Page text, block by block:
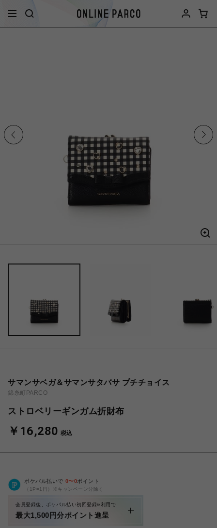
サマンサベガ＆サマンサタバサ プチチョイス
錦糸町PARCO
ストロベリーギンガム折財布
￥16,280 税込
ポケパル払いで 0〜0ポイント
（1P=1円）※キャンペーン分除く
会員登録後、ポケパル払い初回登録&利用で
最大1,500円分ポイント進呈